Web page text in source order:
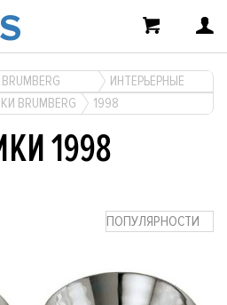
BRUMBERG
ИНТЕРЬЕРНЫЕ
BRUMBERG
1998
1998
ПОПУЛЯРНОСТИ